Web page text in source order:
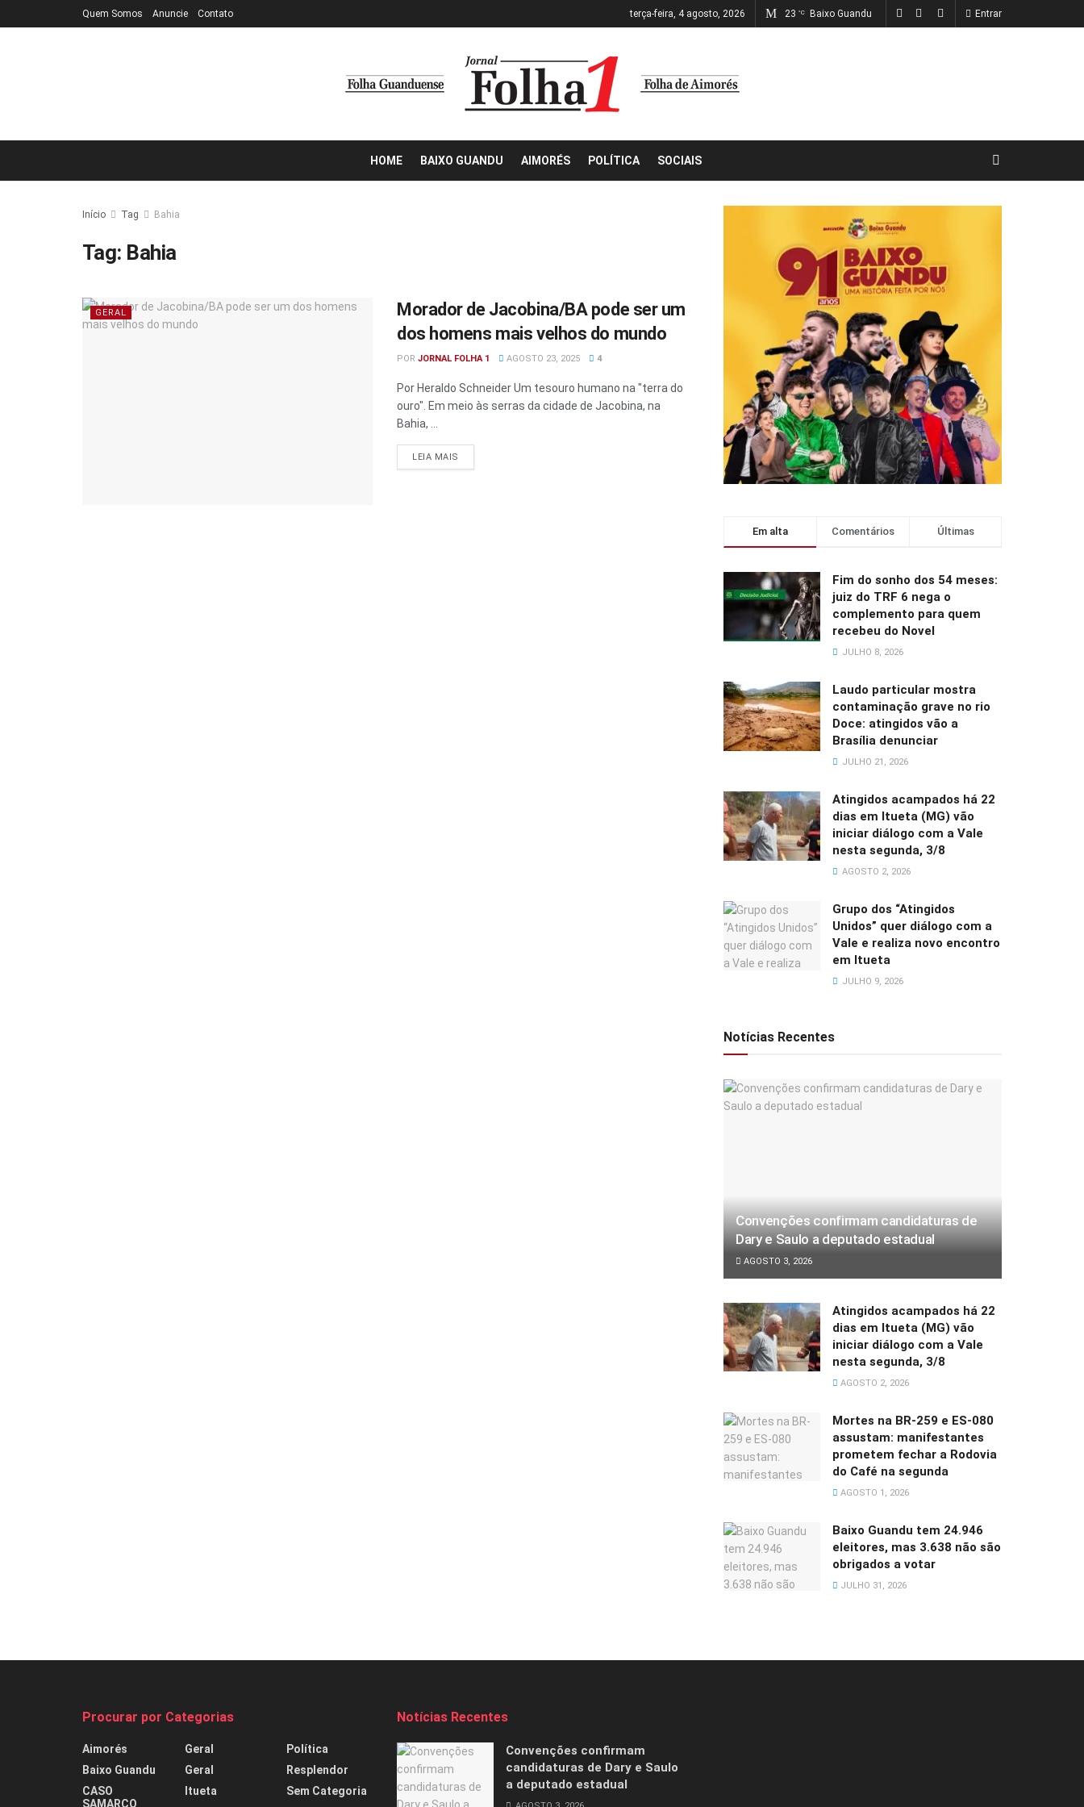
Quem Somos Anuncie Contato terça-feira, 4 agosto, 2026 23 °C Baixo Guandu Entrar
HOME BAIXO GUANDU AIMORÉS POLÍTICA SOCIAIS
Início Tag Bahia
Tag: Bahia
GERAL
Morador de Jacobina/BA pode ser um
dos homens mais velhos do mundo
POR JORNAL FOLHA 1 AGOSTO 23, 2025 4
Por Heraldo Schneider Um tesouro humano na "terra do
ouro". Em meio às serras da cidade de Jacobina, na
Bahia, ...
LEIA MAIS
Em alta Comentários Últimas
Fim do sonho dos 54 meses:
juiz do TRF 6 nega o
complemento para quem
recebeu do Novel
JULHO 8, 2026
Laudo particular mostra
contaminação grave no rio
Doce: atingidos vão a
Brasília denunciar
JULHO 21, 2026
Atingidos acampados há 22
dias em Itueta (MG) vão
iniciar diálogo com a Vale
nesta segunda, 3/8
AGOSTO 2, 2026
Grupo dos “Atingidos
Unidos” quer diálogo com a
Vale e realiza novo encontro
em Itueta
JULHO 9, 2026
Notícias Recentes
Convenções confirmam candidaturas de
Dary e Saulo a deputado estadual
AGOSTO 3, 2026
Atingidos acampados há 22
dias em Itueta (MG) vão
iniciar diálogo com a Vale
nesta segunda, 3/8
AGOSTO 2, 2026
Mortes na BR-259 e ES-080
assustam: manifestantes
prometem fechar a Rodovia
do Café na segunda
AGOSTO 1, 2026
Baixo Guandu tem 24.946
eleitores, mas 3.638 não são
obrigados a votar
JULHO 31, 2026
Procurar por Categorias
Aimorés
Baixo Guandu
CASO
SAMARCO
Geral
Geral
Itueta
Política
Resplendor
Sem Categoria
Notícias Recentes
Convenções confirmam
candidaturas de Dary e Saulo
a deputado estadual